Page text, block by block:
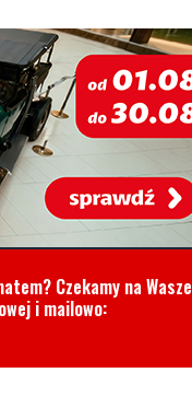
Czekamy na Wasze
i mailowo: